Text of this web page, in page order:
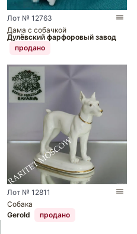
Лот № 12763
Дама с собачкой
Дулёвский фарфоровый завод
продано
Лот № 12811
Собака
Gerold
продано